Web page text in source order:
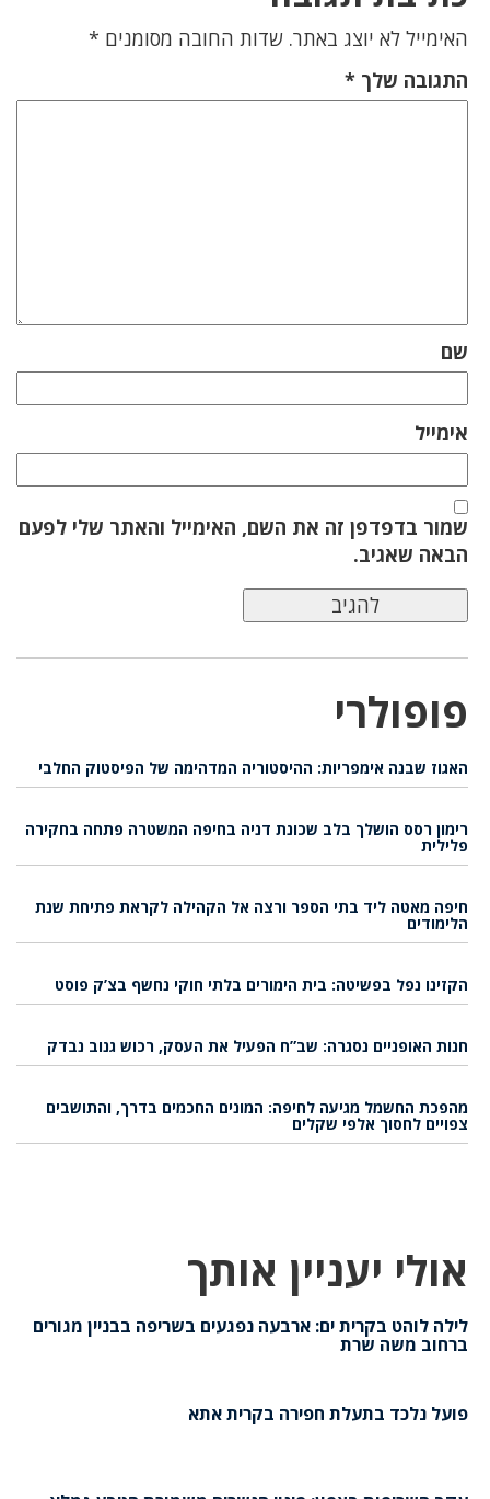
האימייל לא יוצג באתר. שדות החובה מסומנים *
התגובה שלך *
שם
אימייל
שמור בדפדפן זה את השם, האימייל והאתר שלי לפעם
הבאה שאגיב.
פופולרי
האגוז שבנה אימפריות: ההיסטוריה המדהימה של הפיסטוק החלבי
רימון רסס הושלך בלב שכונת דניה בחיפה המשטרה פתחה בחקירה
פלילית
חיפה מאטה ליד בתי הספר ורצה אל הקהילה לקראת פתיחת שנת
הלימודים
הקזינו נפל בפשיטה: בית הימורים בלתי חוקי נחשף בצ’ק פוסט
חנות האופניים נסגרה: שב”ח הפעיל את העסק, רכוש גנוב נבדק
מהפכת החשמל מגיעה לחיפה: המונים החכמים בדרך, והתושבים
צפויים לחסוך אלפי שקלים
אולי יעניין אותך
לילה לוהט בקרית ים: ארבעה נפגעים בשריפה בבניין מגורים
ברחוב משה שרת
פועל נלכד בתעלת חפירה בקרית אתא